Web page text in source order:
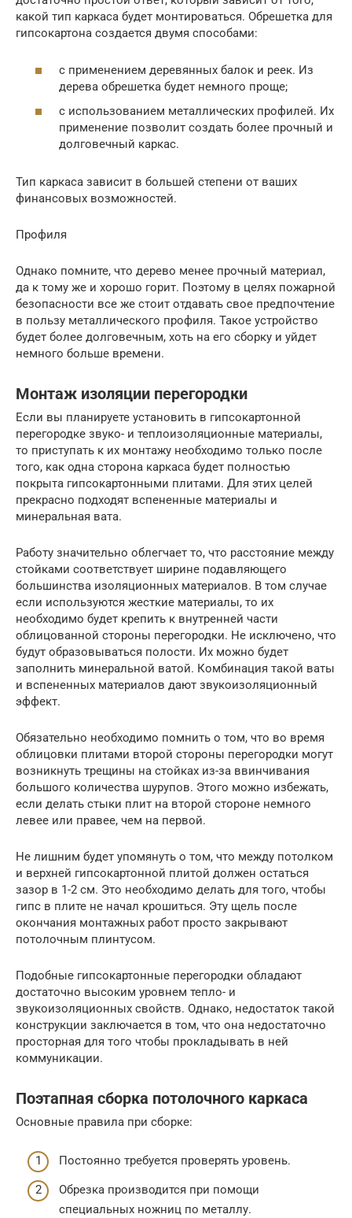
какой тип каркаса будет монтироваться. Обрешетка для
гипсокартона создается двумя способами:
с применением деревянных балок и реек. Из
дерева обрешетка будет немного проще;
с использованием металлических профилей. Их
применение позволит создать более прочный и
долговечный каркас.
Тип каркаса зависит в большей степени от ваших
финансовых возможностей.
Профиля
Однако помните, что дерево менее прочный материал,
да к тому же и хорошо горит. Поэтому в целях пожарной
безопасности все же стоит отдавать свое предпочтение
в пользу металлического профиля. Такое устройство
будет более долговечным, хоть на его сборку и уйдет
немного больше времени.
Монтаж изоляции перегородки
Если вы планируете установить в гипсокартонной
перегородке звуко- и теплоизоляционные материалы,
то приступать к их монтажу необходимо только после
того, как одна сторона каркаса будет полностью
покрыта гипсокартонными плитами. Для этих целей
прекрасно подходят вспененные материалы и
минеральная вата.
Работу значительно облегчает то, что расстояние между
стойками соответствует ширине подавляющего
большинства изоляционных материалов. В том случае
если используются жесткие материалы, то их
необходимо будет крепить к внутренней части
облицованной стороны перегородки. Не исключено, что
будут образовываться полости. Их можно будет
заполнить минеральной ватой. Комбинация такой ваты
и вспененных материалов дают звукоизоляционный
эффект.
Обязательно необходимо помнить о том, что во время
облицовки плитами второй стороны перегородки могут
возникнуть трещины на стойках из-за ввинчивания
большого количества шурупов. Этого можно избежать,
если делать стыки плит на второй стороне немного
левее или правее, чем на первой.
Не лишним будет упомянуть о том, что между потолком
и верхней гипсокартонной плитой должен остаться
зазор в 1-2 см. Это необходимо делать для того, чтобы
гипс в плите не начал крошиться. Эту щель после
окончания монтажных работ просто закрывают
потолочным плинтусом.
Подобные гипсокартонные перегородки обладают
достаточно высоким уровнем тепло- и
звукоизоляционных свойств. Однако, недостаток такой
конструкции заключается в том, что она недостаточно
просторная для того чтобы прокладывать в ней
коммуникации.
Поэтапная сборка потолочного каркаса
Основные правила при сборке:
Постоянно требуется проверять уровень.
Обрезка производится при помощи
специальных ножниц по металлу.